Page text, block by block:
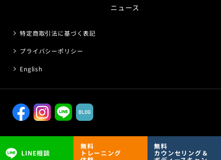
LINE相談
無料
トレーニング
無料
カウンセリング＆
ニュース
特定商取引法に基づく表記
プライバシーポリシー
English